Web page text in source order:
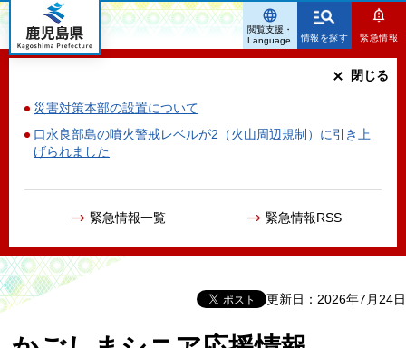
鹿児島県
情報を探す 緊急情報
災害対策本部の設置について
口永良部島の噴火警戒レベルが2（火山周辺規制）に引き上
げられました
緊急情報一覧 緊急情報RSS
閉じる
閲覧支援・
Language
更新日：2026年7月24日